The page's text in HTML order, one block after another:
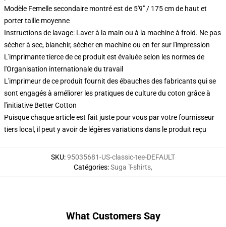
Modèle Femelle secondaire montré est de 5'9" / 175 cm de haut et
porter taille moyenne
Instructions de lavage: Laver à la main ou à la machine à froid. Ne pas
sécher à sec, blanchir, sécher en machine ou en fer sur l'impression
L'imprimante tierce de ce produit est évaluée selon les normes de
l'Organisation internationale du travail
L'imprimeur de ce produit fournit des ébauches des fabricants qui se
sont engagés à améliorer les pratiques de culture du coton grâce à
l'initiative Better Cotton
Puisque chaque article est fait juste pour vous par votre fournisseur
tiers local, il peut y avoir de légères variations dans le produit reçu
SKU:95035681-US-classic-tee-DEFAULT
Catégories:Suga T-shirts,
What Customers Say